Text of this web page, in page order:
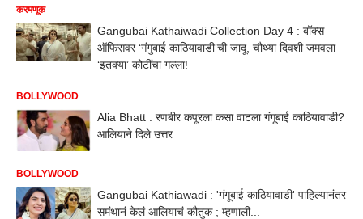
करमणूक
Gangubai Kathaiwadi Collection Day 4 : बॉक्स
ऑफिसवर ‘गंगुबाई काठियावाडी’ची जादू, चौथ्या दिवशी जमवला
‘इतक्या’ कोटींचा गल्ला!
BOLLYWOOD
Alia Bhatt : रणबीर कपूरला कसा वाटला गंगूबाई काठियावाडी?
आलियाने दिले उत्तर
BOLLYWOOD
Gangubai Kathiawadi : 'गंगूबाई काठियावाडी' पाहिल्यानंतर
समंथानं केलं आलियाचं कौतुक ; म्हणाली...